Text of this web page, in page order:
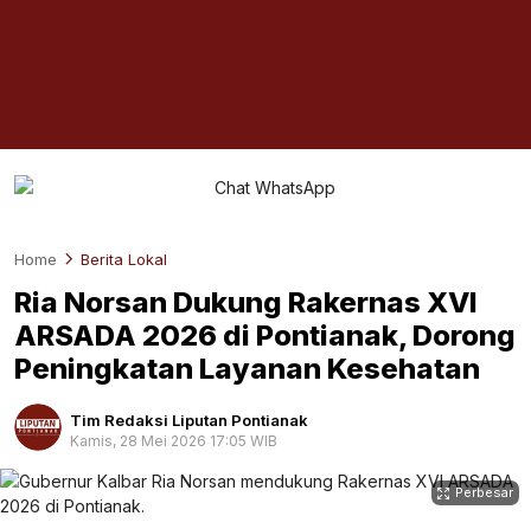
Home Berita Lokal
Ria Norsan Dukung Rakernas XVI
ARSADA 2026 di Pontianak, Dorong
Peningkatan Layanan Kesehatan
Tim Redaksi Liputan Pontianak
Kamis, 28 Mei 2026 17:05 WIB
Perbesar